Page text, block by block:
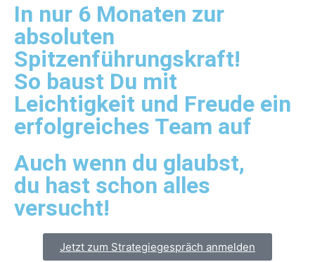
In nur 6 Monaten zur
absoluten
Spitzenführungskraft!
So baust Du mit
Leichtigkeit und Freude ein
erfolgreiches Team auf
Auch wenn du glaubst,
du hast schon alles
versucht!
Jetzt zum Strategiegespräch anmelden